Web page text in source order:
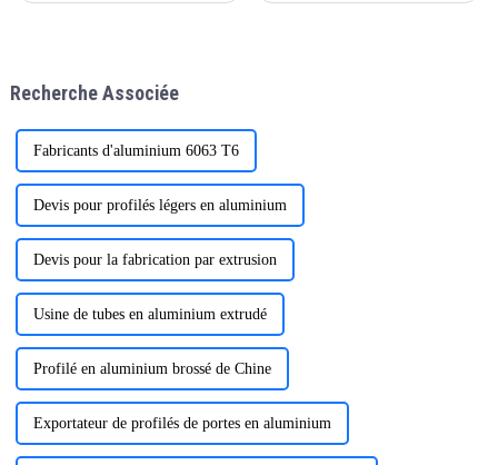
durabilité et leur légèreté en
Recherche Associée
Fabricants d'aluminium 6063 T6
Devis pour profilés légers en aluminium
Devis pour la fabrication par extrusion
Usine de tubes en aluminium extrudé
Profilé en aluminium brossé de Chine
Exportateur de profilés de portes en aluminium